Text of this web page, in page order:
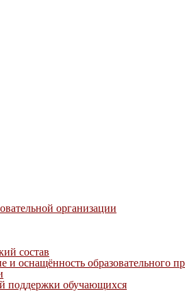
организации
состав
оснащённость образовательного
поддержки обучающихся